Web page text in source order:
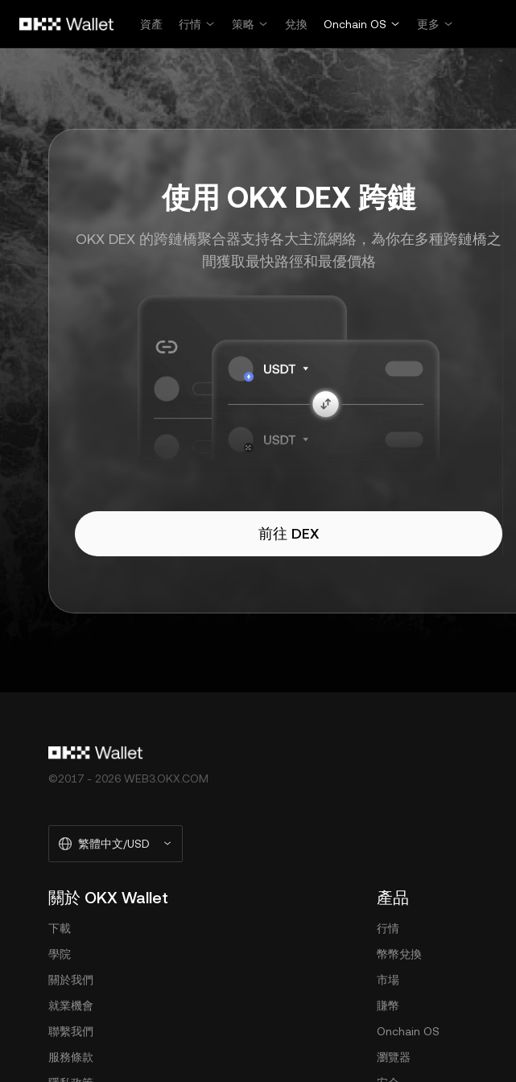
資產
行情 策略 兌換 Onchain OS 更多
使用 OKX DEX 跨鏈
OKX DEX 的跨鏈橋聚合器支持各大主流網絡，為你在多種跨鏈橋之
間獲取最快路徑和最優價格
前往 DEX
©2017 - 2026 WEB3.OKX.COM
繁體中文/USD
關於 OKX Wallet
下載
學院
關於我們
就業機會
聯繫我們
服務條款
產品
行情
幣幣兌換
市場
賺幣
Onchain OS
瀏覽器